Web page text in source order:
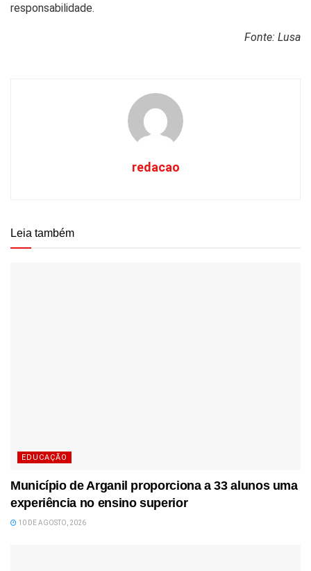
responsabilidade.
Fonte: Lusa
redacao
Leia também
EDUCAÇÃO
Município de Arganil proporciona a 33 alunos uma
experiência no ensino superior
10 DE AGOSTO, 2026